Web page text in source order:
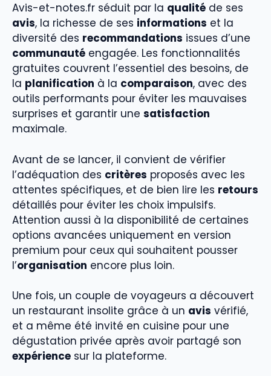
Avis-et-notes.fr séduit par la qualité de ses
avis, la richesse de ses informations et la
diversité des recommandations issues d’une
communauté engagée. Les fonctionnalités
gratuites couvrent l’essentiel des besoins, de
la planification à la comparaison, avec des
outils performants pour éviter les mauvaises
surprises et garantir une satisfaction
maximale.
Avant de se lancer, il convient de vérifier
l’adéquation des critères proposés avec les
attentes spécifiques, et de bien lire les retours
détaillés pour éviter les choix impulsifs.
Attention aussi à la disponibilité de certaines
options avancées uniquement en version
premium pour ceux qui souhaitent pousser
l’organisation encore plus loin.
Une fois, un couple de voyageurs a découvert
un restaurant insolite grâce à un avis vérifié,
et a même été invité en cuisine pour une
dégustation privée après avoir partagé son
expérience sur la plateforme.